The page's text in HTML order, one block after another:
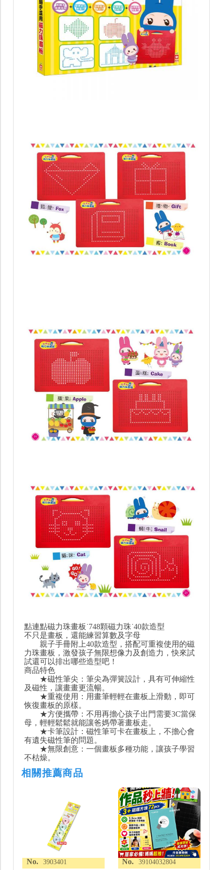
點連點磁力珠畫板˙748顆磁力珠˙40款造型
不只是畫板，還能練習算數及字母
親子手冊附上40款造型，搭配可重複使用的磁
力珠畫板，激發孩子無限想像力及創造力，快來試
試還可以排出哪些造型吧！
商品特色
★磁性筆尖：筆尖為彈簧設計，具有可伸縮性
及磁性，讓畫畫更流暢。
★重複使用：用畫筆輕輕在畫板上滑動，即可
恢復畫板的原樣。
★方便攜帶：不用再擔心孩子出門需要3C當保
母，輕輕鬆鬆就能讓爸媽帶著畫板走。
★卡筆設計：磁性筆可卡在畫板上，不擔心會
有遺失磁性筆的問題。
★無限創意：一個畫板多種功能，讓孩子學習
不枯燥。
相關推薦商品
No. 3903401 No. 39104032804